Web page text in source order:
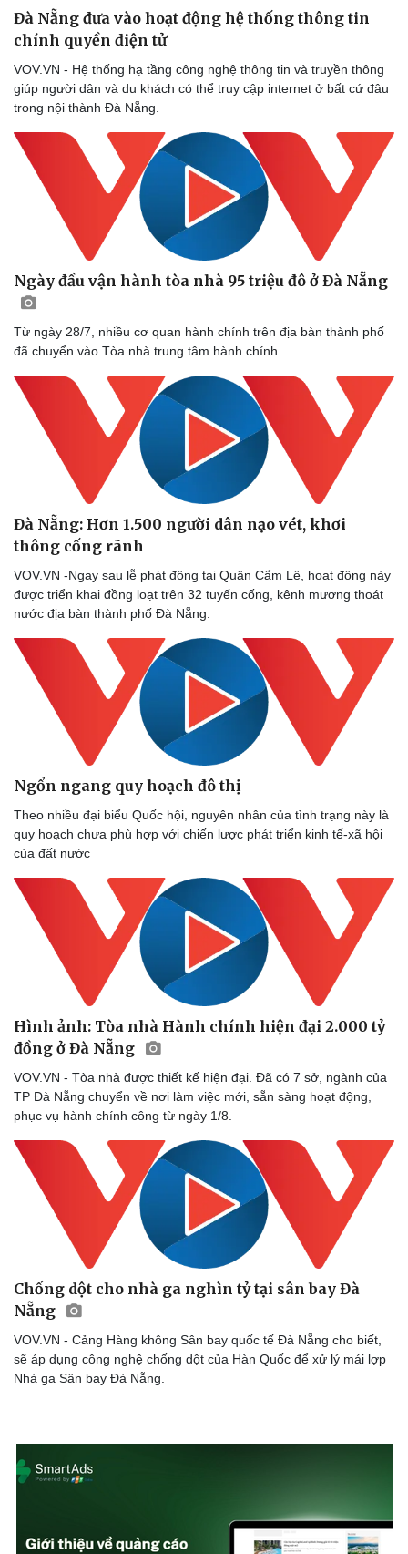
Thể thao
Lịch thi đấu bóng đá
Thế giới thể thao
eSports
Hậu trường
Ô tô - Xe máy
Xe máy
Tư vấn
Doanh nghiệp
Thông tin doanh nghiệp
Doanh nghiệp 24h
Công nghệ
Sành điệu
Đà Nẵng đưa vào hoạt động hệ thống thông tin
chính quyền điện tử
VOV.VN - Hệ thống hạ tầng công nghệ thông tin và truyền thông
giúp người dân và du khách có thể truy cập internet ở bất cứ đâu
trong nội thành Đà Nẵng.
Ngày đầu vận hành tòa nhà 95 triệu đô ở Đà Nẵng
Từ ngày 28/7, nhiều cơ quan hành chính trên địa bàn thành phố
đã chuyển vào Tòa nhà trung tâm hành chính.
Đà Nẵng: Hơn 1.500 người dân nạo vét, khơi
thông cống rãnh
VOV.VN -Ngay sau lễ phát động tại Quận Cẩm Lệ, hoạt động này
được triển khai đồng loạt trên 32 tuyến cống, kênh mương thoát
nước địa bàn thành phố Đà Nẵng.
Ngổn ngang quy hoạch đô thị
Theo nhiều đại biểu Quốc hội, nguyên nhân của tình trạng này là
quy hoạch chưa phù hợp với chiến lược phát triển kinh tế-xã hội
của đất nước
Hình ảnh: Tòa nhà Hành chính hiện đại 2.000 tỷ
đồng ở Đà Nẵng
VOV.VN - Tòa nhà được thiết kế hiện đại. Đã có 7 sở, ngành của
TP Đà Nẵng chuyển về nơi làm việc mới, sẵn sàng hoạt động,
phục vụ hành chính công từ ngày 1/8.
Chống dột cho nhà ga nghìn tỷ tại sân bay Đà
Nẵng
VOV.VN - Cảng Hàng không Sân bay quốc tế Đà Nẵng cho biết,
sẽ áp dụng công nghệ chống dột của Hàn Quốc để xử lý mái lợp
Nhà ga Sân bay Đà Nẵng.